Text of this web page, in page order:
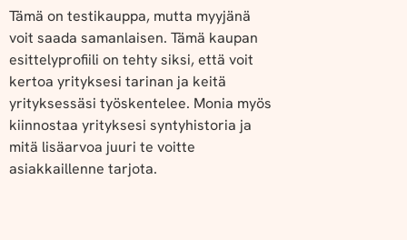
Tämä on testikauppa, mutta myyjänä
voit saada samanlaisen. Tämä kaupan
esittelyprofiili on tehty siksi, että voit
kertoa yrityksesi tarinan ja keitä
yrityksessäsi työskentelee. Monia myös
kiinnostaa yrityksesi syntyhistoria ja
mitä lisäarvoa juuri te voitte
asiakkaillenne tarjota.